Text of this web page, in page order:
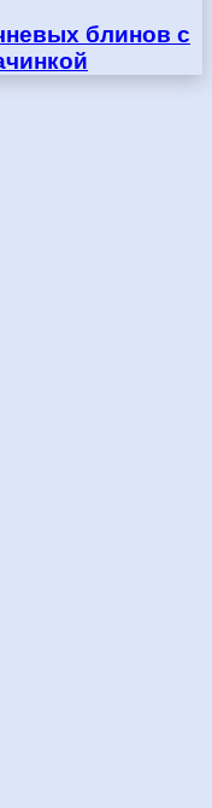
блинов с